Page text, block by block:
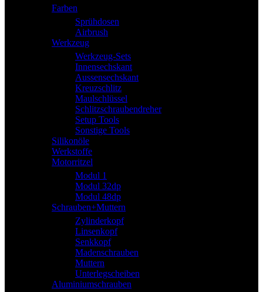
Farben
Sprühdosen
Airbrush
Werkzeug
Werkzeug-Sets
Innensechskant
Aussensechskant
Kreuzschlitz
Maulschlüssel
Schlitzschraubendreher
Setup Tools
Sonstige Tools
Silikonöle
Werkstoffe
Motorritzel
Modul 1
Modul 32dp
Modul 48dp
Schrauben+Muttern
Zylinderkopf
Linsenkopf
Senkkopf
Madenschrauben
Muttern
Unterlegscheiben
Aluminiumschrauben